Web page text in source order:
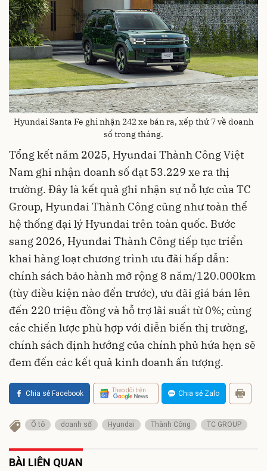
Hyundai Santa Fe ghi nhận 242 xe bán ra, xếp thứ 7 về doanh
số trong tháng.
Tổng kết năm 2025, Hyundai Thành Công Việt
Nam ghi nhận doanh số đạt 53.229 xe ra thị
trường. Đây là kết quả ghi nhận sự nỗ lực của TC
Group, Hyundai Thành Công cũng như toàn thể
hệ thống đại lý Hyundai trên toàn quốc. Bước
sang 2026, Hyundai Thành Công tiếp tục triển
khai hàng loạt chương trình ưu đãi hấp dẫn:
chính sách bảo hành mở rộng 8 năm/120.000km
(tùy điều kiện nào đến trước), ưu đãi giá bán lên
đến 220 triệu đồng và hỗ trợ lãi suất từ 0%; cùng
các chiến lược phù hợp với diễn biến thị trường,
chính sách định hướng của chính phủ hứa hẹn sẽ
đem đến các kết quả kinh doanh ấn tượng.
Chia sẻ Facebook Theo dõi trên Chia sẻ Zalo
Ô tô doanh số Hyundai Thành Công TC GROUP
BÀI LIÊN QUAN